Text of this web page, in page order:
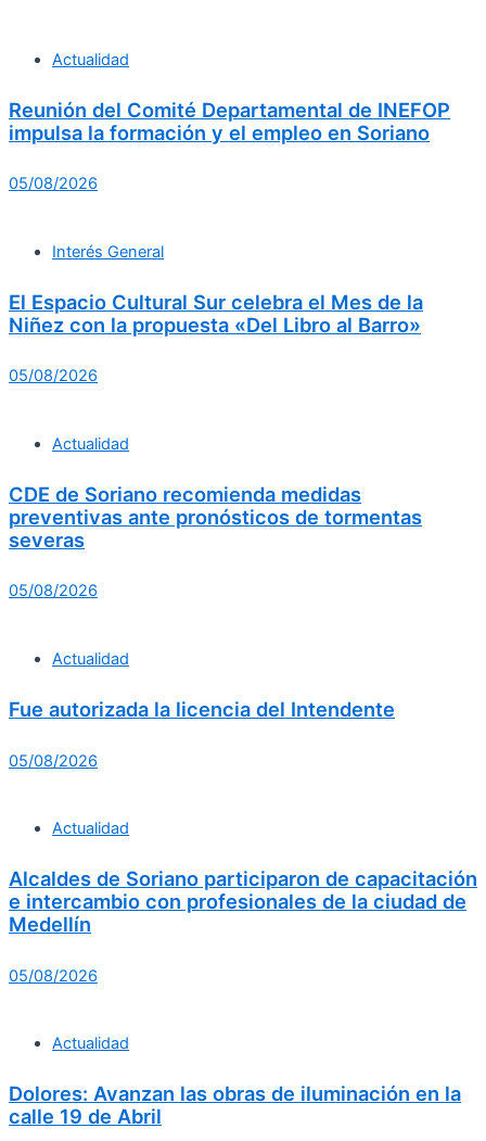
Actualidad
Reunión del Comité Departamental de INEFOP
impulsa la formación y el empleo en Soriano
05/08/2026
Interés General
El Espacio Cultural Sur celebra el Mes de la
Niñez con la propuesta «Del Libro al Barro»
05/08/2026
Actualidad
CDE de Soriano recomienda medidas
preventivas ante pronósticos de tormentas
severas
05/08/2026
Actualidad
Fue autorizada la licencia del Intendente
05/08/2026
Actualidad
Alcaldes de Soriano participaron de capacitación
e intercambio con profesionales de la ciudad de
Medellín
05/08/2026
Actualidad
Dolores: Avanzan las obras de iluminación en la
calle 19 de Abril